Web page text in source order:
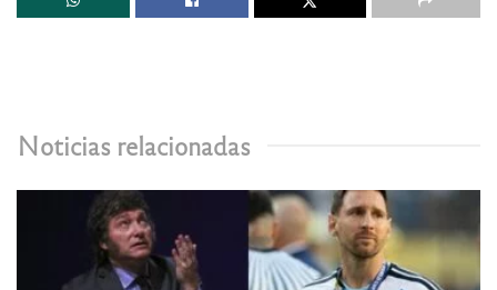
Noticias relacionadas